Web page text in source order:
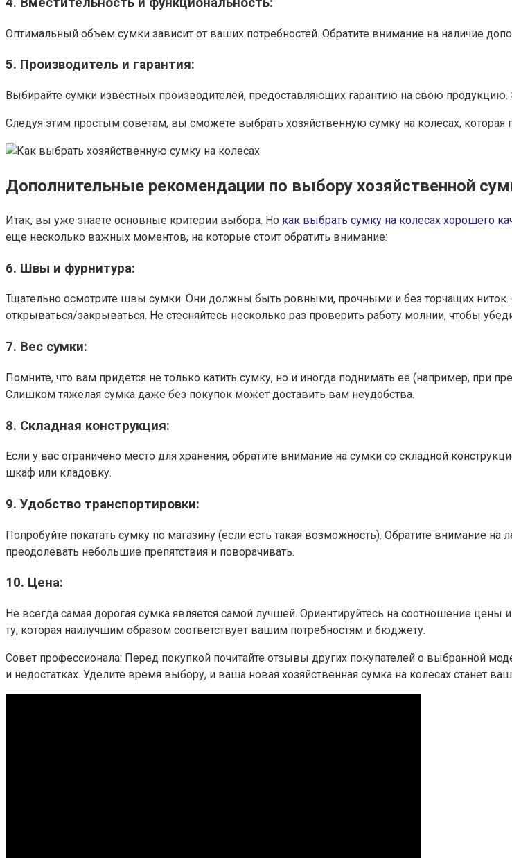
Оптимальный объем сумки зависит от ваших потребностей. Обратите внимание на наличие
5. Производитель и гарантия:
Выбирайте сумки известных производителей, предоставляющих гарантию на свою продукцию.
Следуя этим простым советам, вы сможете выбрать хозяйственную сумку на колесах,
Дополнительные рекомендации по выбору хозяйственной
Итак, вы уже знаете основные критерии выбора. Но как выбрать сумку на колесах хорошего
еще несколько важных моментов, на которые стоит обратить внимание:
6. Швы и фурнитура:
Тщательно осмотрите швы сумки. Они должны быть ровными, прочными и без торчащих ниток.
открываться/закрываться. Не стесняйтесь несколько раз проверить работу молнии, чтобы
7. Вес сумки:
Помните, что вам придется не только катить сумку, но и иногда поднимать ее (например, при
Слишком тяжелая сумка даже без покупок может доставить вам неудобства.
8. Складная конструкция:
Если у вас ограничено место для хранения, обратите внимание на сумки со складной
шкаф или кладовку.
9. Удобство транспортировки:
Попробуйте покатать сумку по магазину (если есть такая возможность). Обратите внимание
преодолевать небольшие препятствия и поворачивать.
10. Цена:
Не всегда самая дорогая сумка является самой лучшей. Ориентируйтесь на соотношение
ту, которая наилучшим образом соответствует вашим потребностям и бюджету.
Совет профессионала: Перед покупкой почитайте отзывы других покупателей о выбранной
и недостатках. Уделите время выбору, и ваша новая хозяйственная сумка на колесах